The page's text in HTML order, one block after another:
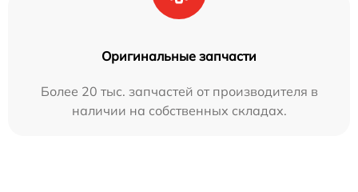
Оригинальные запчасти
Более 20 тыс. запчастей от производителя в
наличии на собственных складах.